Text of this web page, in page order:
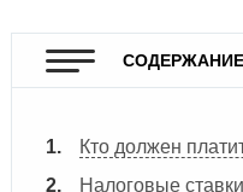
СОДЕРЖАНИЕ
Кто должен
Налоговые ставки